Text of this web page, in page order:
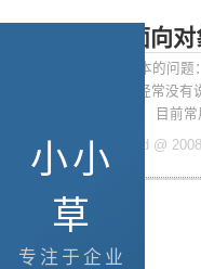
小小
草
专注于企业
JavaScript面向
摘要： JavaScript版本的问
在看一些文章的时候经常没
可能造成很大的误解。 目前
posted @